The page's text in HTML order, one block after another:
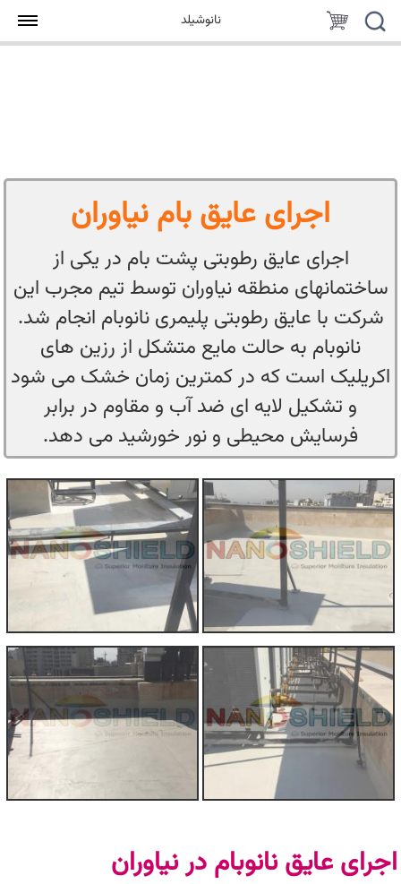
نانوشیلد
اجرای عایق بام نیاوران
اجرای عایق رطوبتی پشت بام در یکی از
ساختمانهای منطقه نیاوران توسط تیم مجرب این
شرکت با عایق رطوبتی پلیمری نانوبام انجام شد.
نانوبام به حالت مایع متشکل از رزین های
اکریلیک است که در کمترین زمان خشک می شود
و تشکیل لایه ای ضد آب و مقاوم در برابر
فرسایش محیطی و نور خورشید می دهد.
اجرای عایق نانوبام در نیاوران
جستجو
سبد